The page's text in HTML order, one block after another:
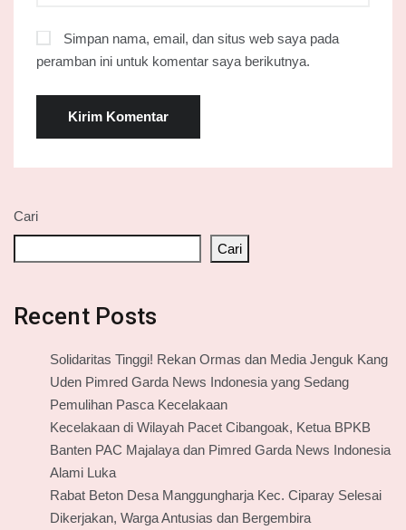
Simpan nama, email, dan situs web saya pada
peramban ini untuk komentar saya berikutnya.
Cari
Cari
Recent Posts
Solidaritas Tinggi! Rekan Ormas dan Media Jenguk Kang
Uden Pimred Garda News Indonesia yang Sedang
Pemulihan Pasca Kecelakaan
Kecelakaan di Wilayah Pacet Cibangoak, Ketua BPKB
Banten PAC Majalaya dan Pimred Garda News Indonesia
Alami Luka
Rabat Beton Desa Manggungharja Kec. Ciparay Selesai
Dikerjakan, Warga Antusias dan Bergembira